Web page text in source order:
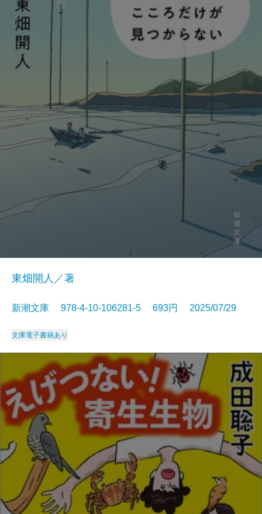
東畑開人／著
新潮文庫 978-4-10-106281-5 693円 2025/07/29
文庫電子書籍あり